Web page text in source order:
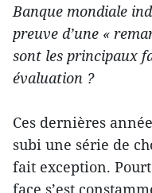
Banque mondiale
preuve d’une «
sont les principaux
évaluation ?
Ces dernières
subi une série de
fait exception.